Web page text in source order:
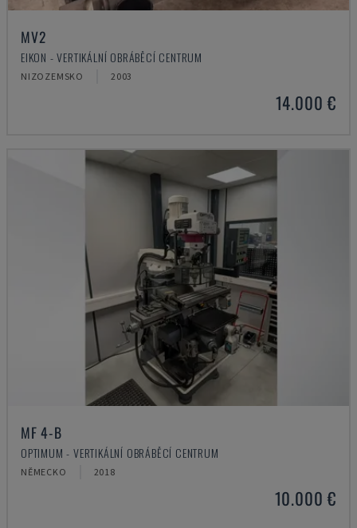
MV2
EIKON - VERTIKÁLNÍ OBRÁBĚCÍ CENTRUM
NIZOZEMSKO 2003
14.000 €
MF 4-B
OPTIMUM - VERTIKÁLNÍ OBRÁBĚCÍ CENTRUM
NĚMECKO 2018
10.000 €